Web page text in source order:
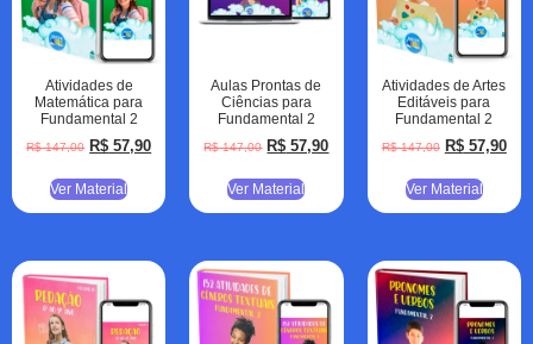
Atividades de
Matemática para
Fundamental 2
R$147,00 R$ 57,90
Ver Material
Aulas Prontas de
Ciências para
Fundamental 2
R$147,00 R$ 57,90
Ver Material
Atividades de Artes
Editáveis para
Fundamental 2
R$147,00 R$57,90
Ver Material